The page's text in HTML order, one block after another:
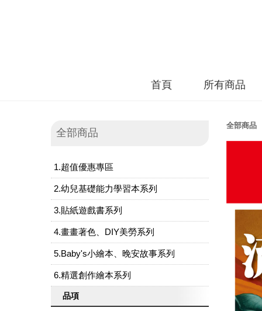
首頁 所有商品
全部商品
1.超值優惠專區
2.幼兒基礎能力學習本系列
3.貼紙遊戲書系列
4.畫畫著色、DIY美勞系列
5.Baby's小繪本、晚安故事系列
6.精選創作繪本系列
品項
全部商品